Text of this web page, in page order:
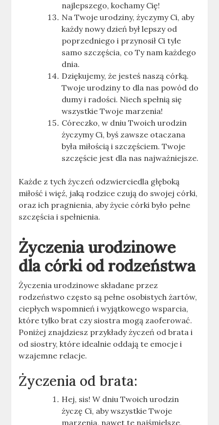
najlepszego, kochamy Cię!
Na Twoje urodziny, życzymy Ci, aby
każdy nowy dzień był lepszy od
poprzedniego i przynosił Ci tyle
samo szczęścia, co Ty nam każdego
dnia.
Dziękujemy, że jesteś naszą córką.
Twoje urodziny to dla nas powód do
dumy i radości. Niech spełnią się
wszystkie Twoje marzenia!
Córeczko, w dniu Twoich urodzin
życzymy Ci, byś zawsze otaczana
była miłością i szczęściem. Twoje
szczęście jest dla nas najważniejsze.
Każde z tych życzeń odzwierciedla głęboką
miłość i więź, jaką rodzice czują do swojej córki,
oraz ich pragnienia, aby życie córki było pełne
szczęścia i spełnienia.
Życzenia urodzinowe
dla córki od rodzeństwa
Życzenia urodzinowe składane przez
rodzeństwo często są pełne osobistych żartów,
ciepłych wspomnień i wyjątkowego wsparcia,
które tylko brat czy siostra mogą zaoferować.
Poniżej znajdziesz przykłady życzeń od brata i
od siostry, które idealnie oddają te emocje i
wzajemne relacje.
Życzenia od brata:
Hej, sis! W dniu Twoich urodzin
życzę Ci, aby wszystkie Twoje
marzenia, nawet te najśmielsze,